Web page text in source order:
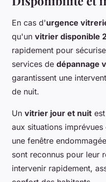
En cas d'urgence
qu'un vitrier disponible
rapidement pour
services de dépannage
garantissent une
de nuit.
Un vitrier jour et nuit
aux situations
une fenêtre
sont reconnus pour leur
intervenir rapidement,